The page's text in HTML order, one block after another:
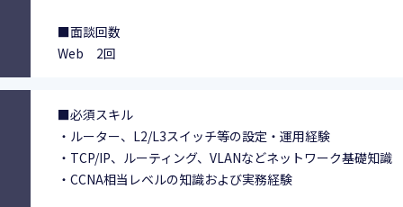
■面談回数
Web 2回
■必須スキル
・ルーター、L2/L3スイッチ等の設定・運用経験
・TCP/IP、ルーティング、VLANなどネットワーク基礎知識
・CCNA相当レベルの知識および実務経験